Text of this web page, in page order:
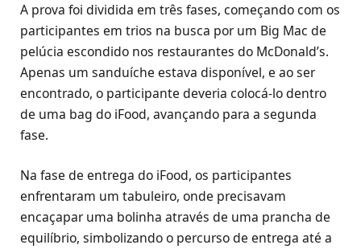
A prova foi dividida em três fases, começando com os
participantes em trios na busca por um Big Mac de
pelúcia escondido nos restaurantes do McDonald’s.
Apenas um sanduíche estava disponível, e ao ser
encontrado, o participante deveria colocá-lo dentro
de uma bag do iFood, avançando para a segunda
fase.
Na fase de entrega do iFood, os participantes
enfrentaram um tabuleiro, onde precisavam
encaçapar uma bolinha através de uma prancha de
equilíbrio, simbolizando o percurso de entrega até a